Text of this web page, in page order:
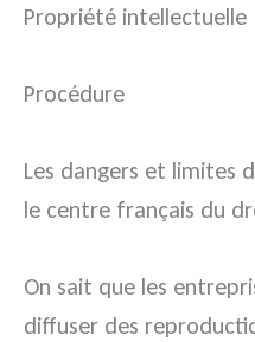
Propriété intellectuelle
Procédure
Les dangers et limites
le centre français du
On sait que les
diffuser des